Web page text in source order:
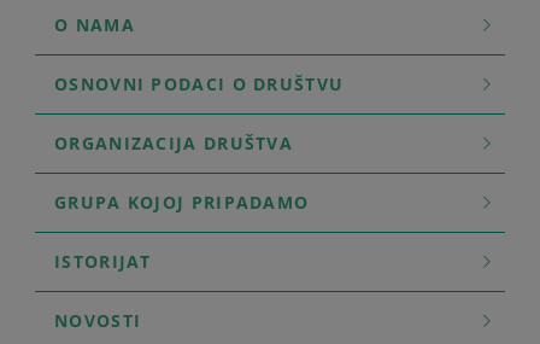
O NAMA
OSNOVNI PODACI O DRUŠTVU
ORGANIZACIJA DRUŠTVA
GRUPA KOJOJ PRIPADAMO
ISTORIJAT
NOVOSTI